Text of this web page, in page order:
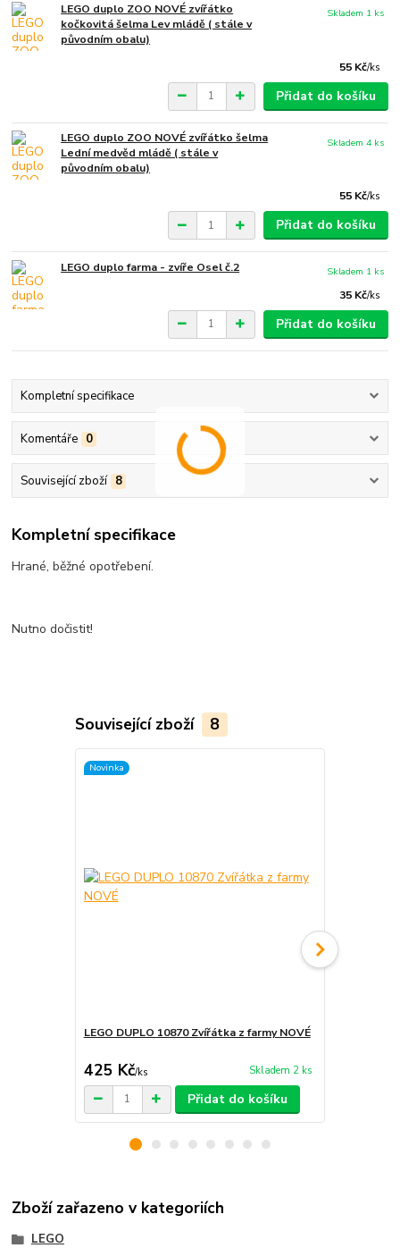
LEGO duplo ZOO NOVÉ zvířátko
kočkovitá šelma Lev mládě ( stále v
původním obalu)
55 Kč/ks
Skladem 1 ks
Přidat do košíku
LEGO duplo ZOO NOVÉ zvířátko šelma
Lední medvěd mládě ( stále v
původním obalu)
55 Kč/ks
Skladem 4 ks
Přidat do košíku
LEGO duplo farma - zvíře Osel č.2
35 Kč/ks
Skladem 1 ks
Přidat do košíku
Kompletní specifikace
Komentáře 0
Související zboží 8
Kompletní specifikace
Hrané, běžné opotřebení.
Nutno dočistit!
Související zboží 8
Novinka
LEGO DUPLO 10870 Zvířátka z farmy NOVÉ
425 Kč/ks Skladem 2 ks
Přidat do košíku
Zboží zařazeno v kategoriích
LEGO